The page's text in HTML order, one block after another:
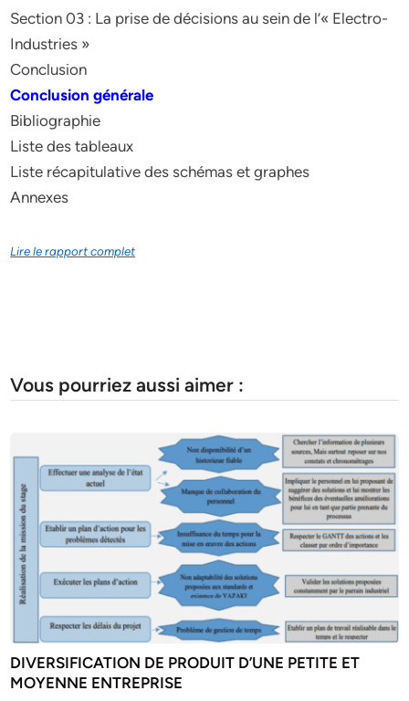
Section 03 : La prise de décisions au sein de l’« Electro-
Industries »
Conclusion
Conclusion générale
Bibliographie
Liste des tableaux
Liste récapitulative des schémas et graphes
Annexes
Lire le rapport complet
Vous pourriez aussi aimer :
DIVERSIFICATION DE PRODUIT D’UNE PETITE ET
MOYENNE ENTREPRISE